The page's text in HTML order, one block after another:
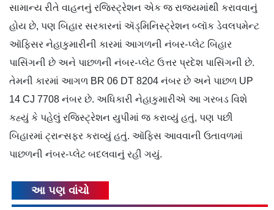
સામાન્ય રીતે વાહનનું રજિસ્ટ્રેશન એક જ રાજ્યમાંથી કરાવવાનું
હોય છે, પણ બિહાર સરકારનાં ઍડ્મિનિસ્ટ્રેશન બ્લૉક ડેવલપમેન્ટ
ઑફિસર નેહાકુમારીની કારમાં આગળની નંબર-પ્લેટ બિહાર
પાસિંગની છે અને પાછળની નંબર-પ્લેટ ઉત્તર પ્રદેશ પાસિંગની છે.
તેમની કારમાં આગળ BR 06 DT 8204 નંબર છે અને પાછળ UP
14 CJ 7708 નંબર છે. અધિકારી નેહાકુમારીએ આ ગરબડ વિશે
કહ્યું કે પહેલું રજિસ્ટ્રેશન યુપીમાં જ કરાવ્યું હતું, પણ પછી
બિહારમાં ટ્રાન્સફર કરાવ્યું હતું. ઑફિસ આવવાની ઉતાવળમાં
પાછળની નંબર-પ્લેટ બદલવાનું રહી ગયું.
આ પણ વાંચો